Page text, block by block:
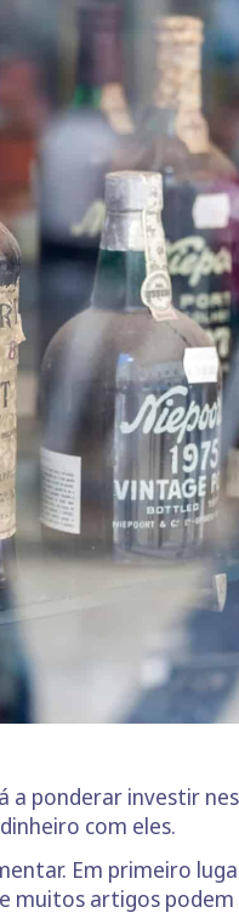
a ponderar investir
com eles.
Em primeiro
muitos artigos